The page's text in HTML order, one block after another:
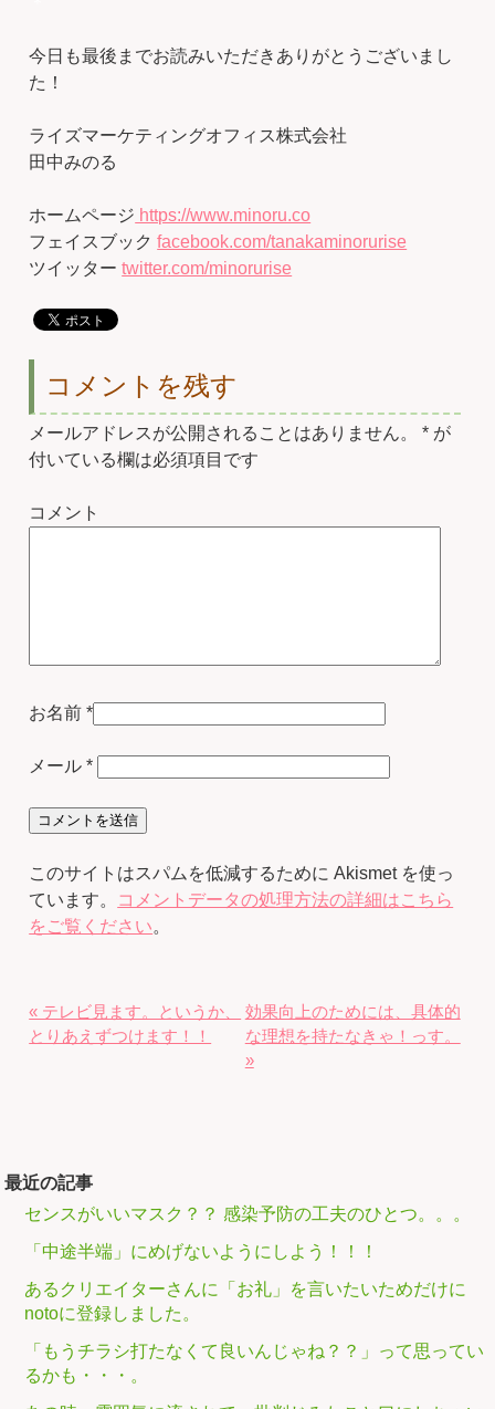
今日も最後までお読みいただきありがとうございまし
た！
ライズマーケティングオフィス株式会社
田中みのる
ホームページ https://www.minoru.co
フェイスブックfacebook.com/tanakaminorurise
ツイッターtwitter.com/minorurise
コメントを残す
メールアドレスが公開されることはありません。 * が
付いている欄は必須項目です
コメント
お名前 *
メール*
このサイトはスパムを低減するために Akismet を使っ
ています。
コメントデータの処理方法の詳細はこちら
をご覧ください。
« テレビ見ます。というか、
とりあえずつけます！！
効果向上のためには、具体的
な理想を持たなきゃ！っす。
»
最近の記事
センスがいいマスク？？ 感染予防の工夫のひとつ。。。
「中途半端」にめげないようにしよう！！！
あるクリエイターさんに「お礼」を言いたいためだけに
notoに登録しました。
「もうチラシ打たなくて良いんじゃね？？」って思ってい
るかも・・・。